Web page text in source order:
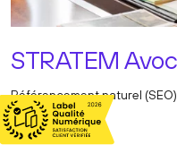
STRATEM
Référencement naturel (SEO)